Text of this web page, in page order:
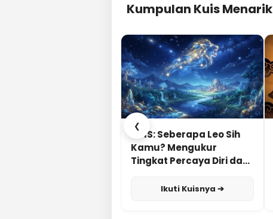
Kumpulan Kuis Menarik
❮
KUIS: Seberapa Leo Sih
Kamu? Mengukur
Tingkat Percaya Diri dan
Ikuti Kuisnya ➔